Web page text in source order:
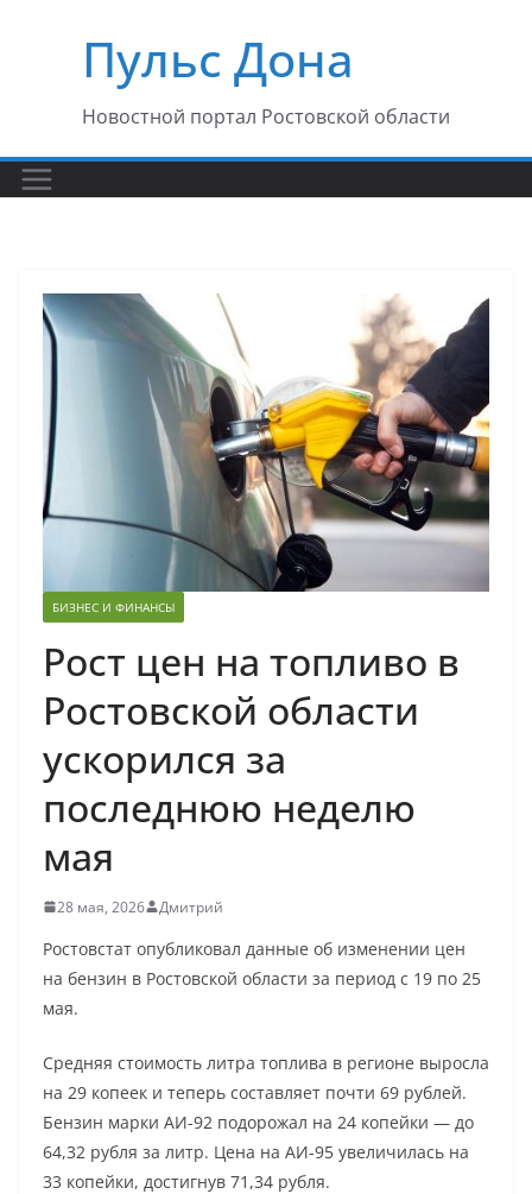
содержимомуПульс Дона
Новостной портал Ростовской области
БИЗНЕС И ФИНАНСЫ
Рост цен на топливо в
Ростовской области
ускорился за
последнюю неделю
мая
28 мая, 2026 Дмитрий
Ростовстат опубликовал данные об изменении цен
на бензин в Ростовской области за период с 19 по 25
мая.
Средняя стоимость литра топлива в регионе выросла
на 29 копеек и теперь составляет почти 69 рублей.
Бензин марки АИ-92 подорожал на 24 копейки — до
64,32 рубля за литр. Цена на АИ-95 увеличилась на
33 копейки, достигнув 71,34 рубля.